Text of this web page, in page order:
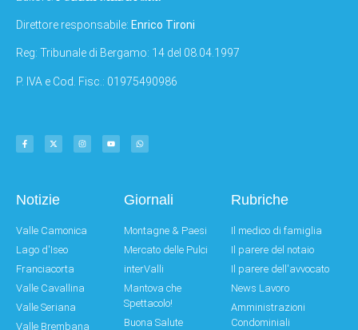
Direttore responsabile: Enrico Tironi
Reg: Tribunale di Bergamo: 14 del 08.04.1997
P. IVA e Cod. Fisc.: 01975490986
Notizie
Valle Camonica
Lago d'Iseo
Franciacorta
Valle Cavallina
Valle Seriana
Valle Brembana
Giornali
Montagne & Paesi
Mercato delle Pulci
interValli
Mantova che
Spettacolo!
Buona Salute
Rubriche
Il medico di famiglia
Il parere del notaio
Il parere dell'avvocato
News Lavoro
Amministrazioni
Condominiali